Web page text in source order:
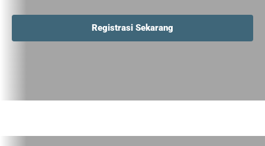
Registrasi Sekarang